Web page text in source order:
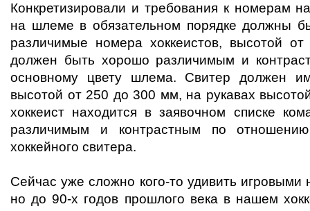
Конкретизировали и требования к номерам
на шлеме в обязательном порядке должны
различимые номера хоккеистов, высотой
должен быть хорошо различимым и
основному цвету шлема. Свитер должен
высотой от 250 до 300 мм, на рукавах
хоккеист находится в заявочном списке
различимым и контрастным по
хоккейного свитера.
Сейчас уже сложно кого-то удивить
но до 90-х годов прошлого века в нашем